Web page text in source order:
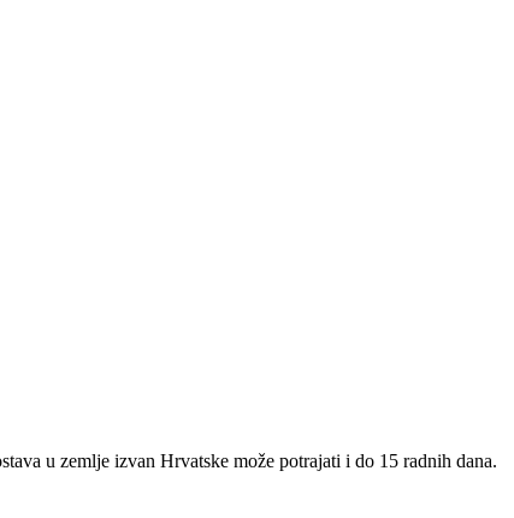
u zemlje izvan Hrvatske može potrajati i do 15 radnih dana.